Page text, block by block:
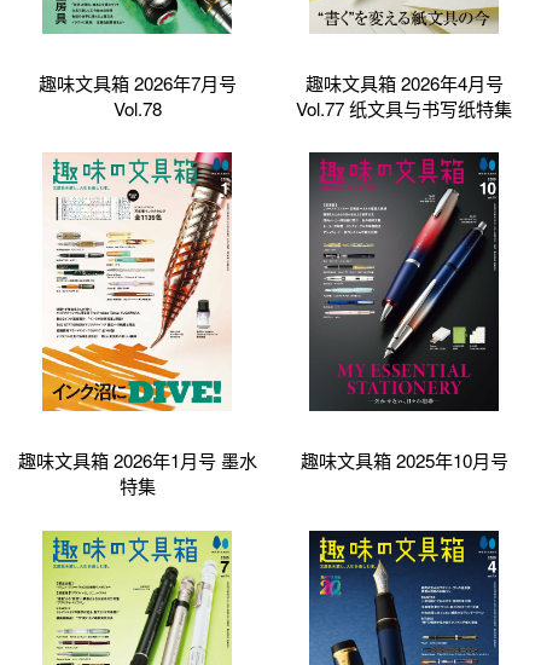
趣味文具箱 2026年7月号
Vol.78
趣味文具箱 2026年4月号
Vol.77 纸文具与书写纸特集
趣味文具箱 2026年1月号 墨水
特集
趣味文具箱 2025年10月号